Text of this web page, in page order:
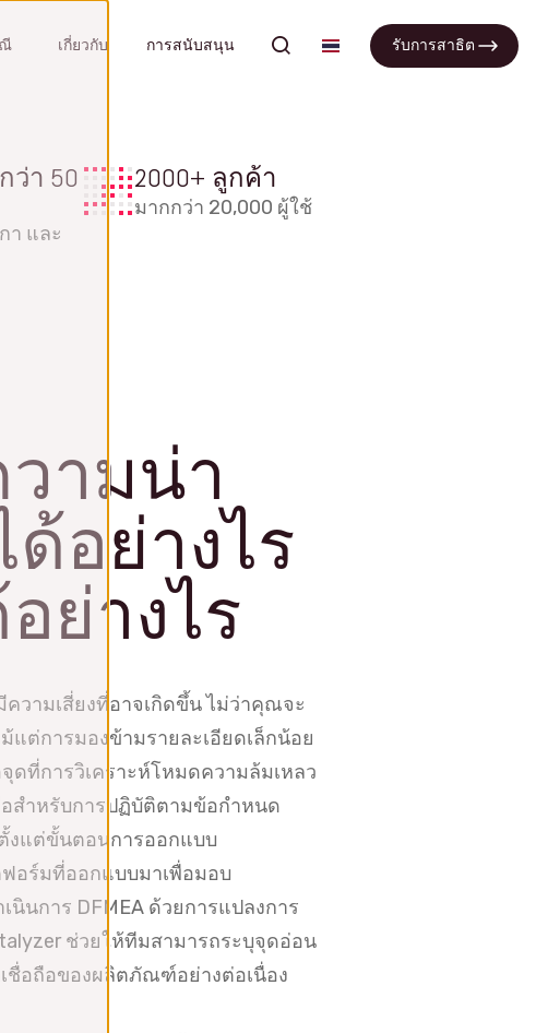
จ
เออร์ และ
APQP
ปรับปรุงกระบวนการทำงานให้มี
เกี่ยวกับ การสนับสนุน รับการสาธิต
ว่า 50
า และ
2000+ ลูกค้า
มากกว่า 20,000 ผู้ใช้
วามน่า
อย่างไร
ย่างไร
ามเสี่ยงที่อาจเกิดขึ้น ไม่ว่าคุณจะ
ต่การมองข้ามรายละเอียดเล็กน้อย
ที่การวิเคราะห์โหมดความล้มเหลว
อสำหรับการปฏิบัติตามข้อกำหนด
งแต่ขั้นตอนการออกแบบ
อร์มที่ออกแบบมาเพื่อมอบ
นการ DFMEA ด้วยการแปลงการ
ช่วยให้ทีมสามารถระบุจุดอ่อน
ชื่อถือของผลิตภัณฑ์อย่างต่อเนื่อง